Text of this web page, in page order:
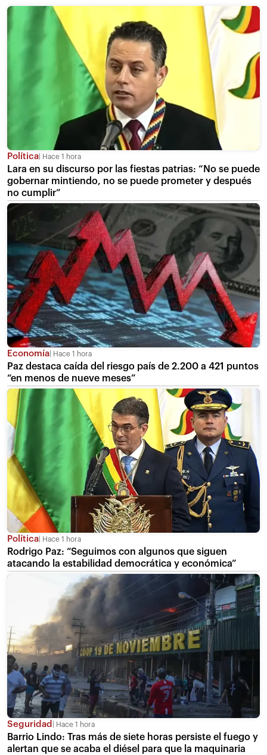
Política Hace 1 hora
Lara en su discurso por las fiestas patrias: “No se puede
gobernar mintiendo, no se puede prometer y después
no cumplir”
Economía Hace 1 hora
Paz destaca caída del riesgo país de 2.200 a 421 puntos
“en menos de nueve meses”
Política Hace 1 hora
Rodrigo Paz: “Seguimos con algunos que siguen
atacando la estabilidad democrática y económica”
Seguridad Hace 1 hora
Barrio Lindo: Tras más de siete horas persiste el fuego y
alertan que se acaba el diésel para que la maquinaria